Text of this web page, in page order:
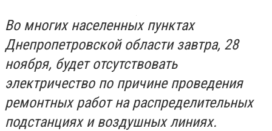
Во многих населенных пунктах
Днепропетровской области завтра, 28
ноября, будет отсутствовать
электричество по причине проведения
ремонтных работ на распределительных
подстанциях и воздушных линиях.